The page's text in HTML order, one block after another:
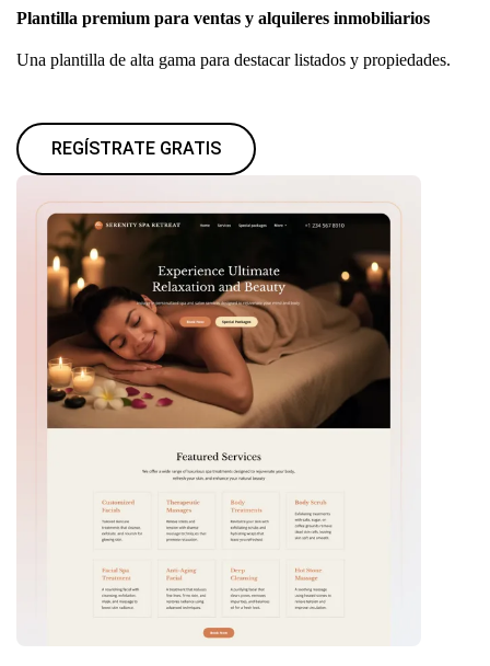
Plantilla premium para ventas y alquileres inmobiliarios
Una plantilla de alta gama para destacar listados y propiedades.
REGÍSTRATE GRATIS